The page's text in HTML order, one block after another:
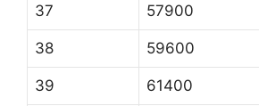
37 57900
38 59600
39 61400